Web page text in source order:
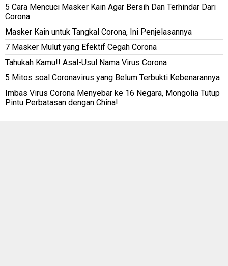
5 Cara Mencuci Masker Kain Agar Bersih Dan Terhindar Dari
Corona
Masker Kain untuk Tangkal Corona, Ini Penjelasannya
7 Masker Mulut yang Efektif Cegah Corona
Tahukah Kamu!! Asal-Usul Nama Virus Corona
5 Mitos soal Coronavirus yang Belum Terbukti Kebenarannya
Imbas Virus Corona Menyebar ke 16 Negara, Mongolia Tutup
Pintu Perbatasan dengan China!